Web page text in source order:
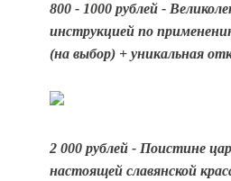
800 - 1000 рублей -
инструкцией по
(на выбор) + уникальная
2 000 рублей - Поистине
настоящей славянской